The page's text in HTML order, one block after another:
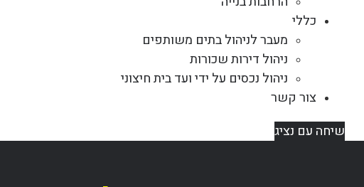
כללי
מעבר לניהול בתים משותפים
ניהול דירות שכורות
ניהול נכסים על ידי ועד בית חיצוני
צור קשר
שיחה עם נציג